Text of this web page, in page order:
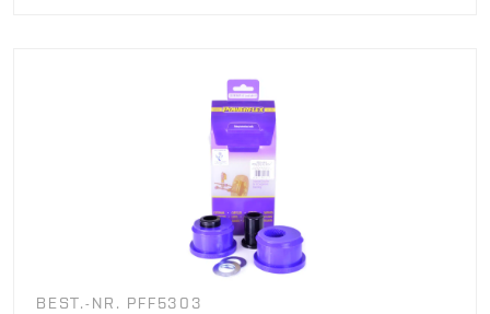
BEST.-NR. PFF5303